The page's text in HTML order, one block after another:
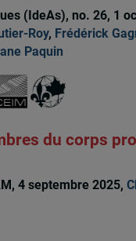
(IdeAs), no. 26, 1
Roy, Frédérick
Paquin
du corps
4 septembre 2025,